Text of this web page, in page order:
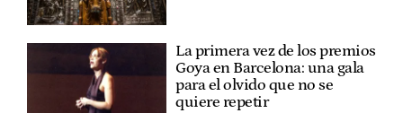
La primera vez de los premios
Goya en Barcelona: una gala
para el olvido que no se
quiere repetir